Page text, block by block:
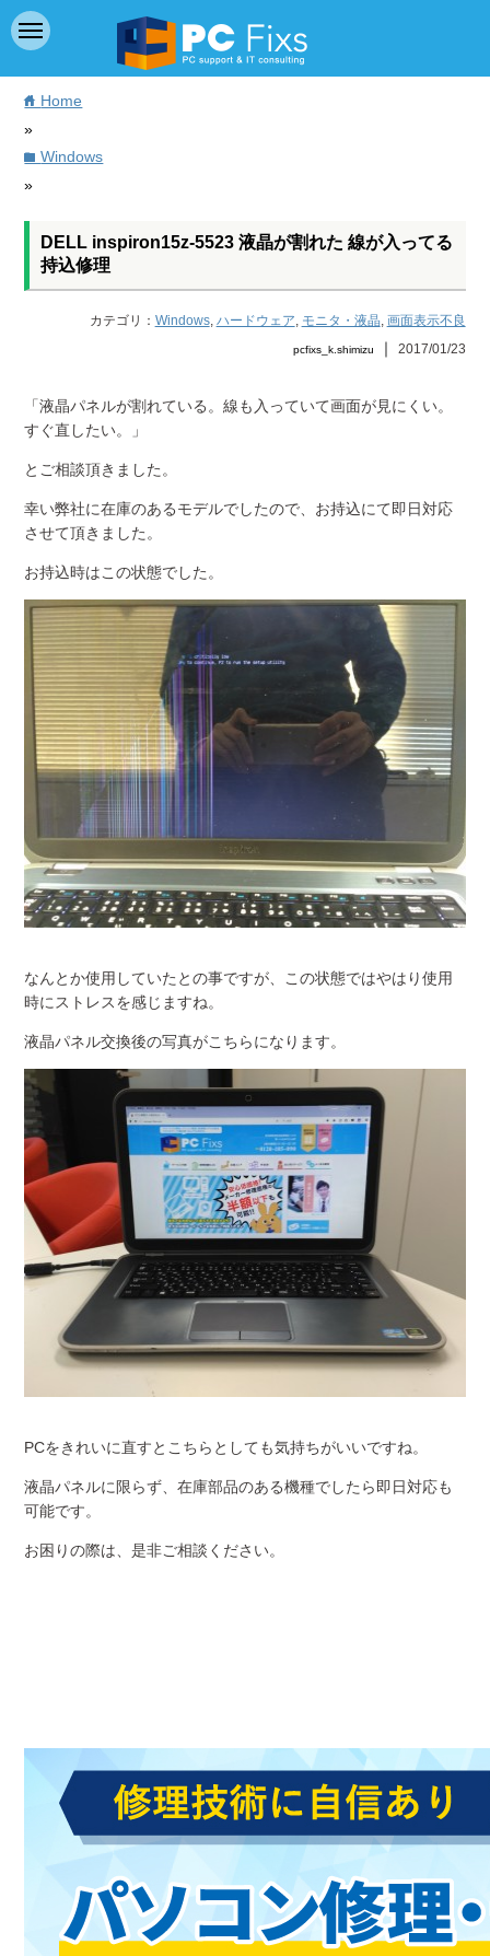
home Home
»
folderWindows
»
DELL inspiron15z-5523 液晶が割れた 線が入ってる
持込修理
カテゴリ： Windows, ハードウェア, モニタ・液晶, 画面表示不良
pcfixs_k.shimizu ｜ 2017/01/23
「液晶パネルが割れている。線も入っていて画面が見にくい。
すぐ直したい。」
とご相談頂きました。
幸い弊社に在庫のあるモデルでしたので、お持込にて即日対応
させて頂きました。
お持込時はこの状態でした。
なんとか使用していたとの事ですが、この状態ではやはり使用
時にストレスを感じますね。
液晶パネル交換後の写真がこちらになります。
PCをきれいに直すとこちらとしても気持ちがいいですね。
液晶パネルに限らず、在庫部品のある機種でしたら即日対応も
可能です。
お困りの際は、是非ご相談ください。